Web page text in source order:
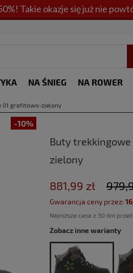
Takie okazje się już nie
NA ŚNIEG NA ROWER
01 grafitowo-zielony
-10%
Buty
zielony
881,99 zł
Gwarancja ceny przez:
Najniższa cena z 30 dni
Zobacz inne warianty